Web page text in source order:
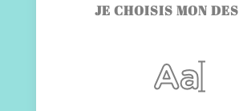
JE CHOISIS MON